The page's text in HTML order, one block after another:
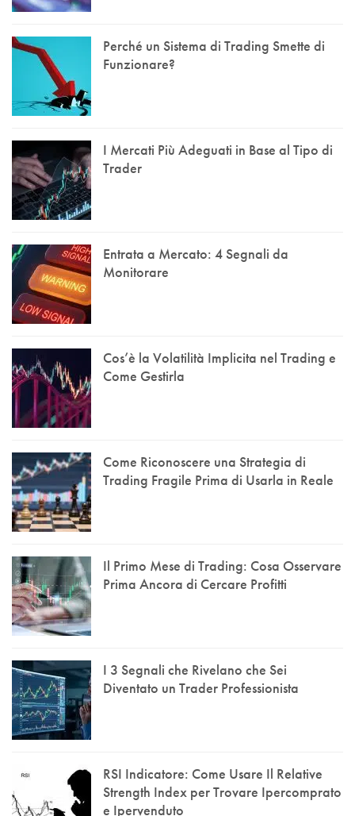
Perché un Sistema di Trading Smette di
Funzionare?
I Mercati Più Adeguati in Base al Tipo di
Trader
Entrata a Mercato: 4 Segnali da
Monitorare
Cos’è la Volatilità Implicita nel Trading e
Come Gestirla
Come Riconoscere una Strategia di
Trading Fragile Prima di Usarla in Reale
Il Primo Mese di Trading: Cosa Osservare
Prima Ancora di Cercare Profitti
I 3 Segnali che Rivelano che Sei
Diventato un Trader Professionista
RSI Indicatore: Come Usare Il Relative
Strength Index per Trovare Ipercomprato
e Ipervenduto